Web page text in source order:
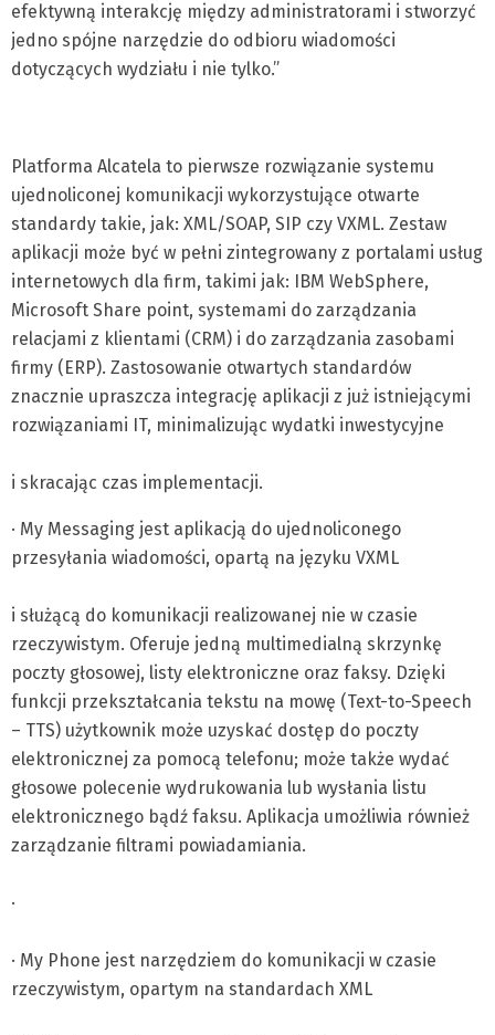
efektywną interakcję między administratorami i stworzyć
jedno spójne narzędzie do odbioru wiadomości
dotyczących wydziału i nie tylko.”
Platforma Alcatela to pierwsze rozwiązanie systemu
ujednoliconej komunikacji wykorzystujące otwarte
standardy takie, jak: XML/SOAP, SIP czy VXML. Zestaw
aplikacji może być w pełni zintegrowany z portalami usług
internetowych dla firm, takimi jak: IBM WebSphere,
Microsoft Share point, systemami do zarządzania
relacjami z klientami (CRM) i do zarządzania zasobami
firmy (ERP). Zastosowanie otwartych standardów
znacznie upraszcza integrację aplikacji z już istniejącymi
rozwiązaniami IT, minimalizując wydatki inwestycyjne
i skracając czas implementacji.
· My Messaging jest aplikacją do ujednoliconego
przesyłania wiadomości, opartą na języku VXML
i służącą do komunikacji realizowanej nie w czasie
rzeczywistym. Oferuje jedną multimedialną skrzynkę
poczty głosowej, listy elektroniczne oraz faksy. Dzięki
funkcji przekształcania tekstu na mowę (Text-to-Speech
– TTS) użytkownik może uzyskać dostęp do poczty
elektronicznej za pomocą telefonu; może także wydać
głosowe polecenie wydrukowania lub wysłania listu
elektronicznego bądź faksu. Aplikacja umożliwia również
zarządzanie filtrami powiadamiania.
·
· My Phone jest narzędziem do komunikacji w czasie
rzeczywistym, opartym na standardach XML